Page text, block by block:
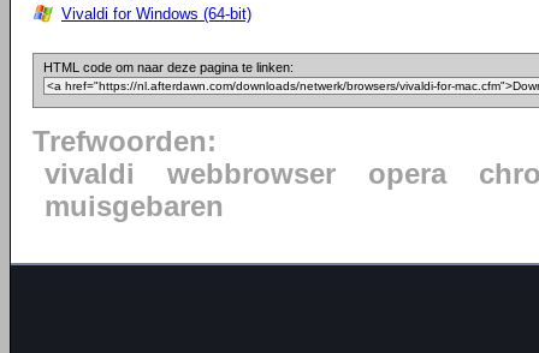
Vivaldi for Windows (64-bit)
HTML code om naar deze pagina te linken:
Trefwoorden:
vivaldi
webbrowser opera
muisgebaren